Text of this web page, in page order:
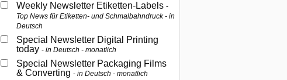
Weekly Newsletter Etiketten-Labels
Top News für Etiketten- und Schmalbahndruck - in
Deutsch
Special Newsletter Digital Printing
today in Deutsch - monatlich
Special Newsletter Packaging Films
& Converting in Deutsch - monatlich